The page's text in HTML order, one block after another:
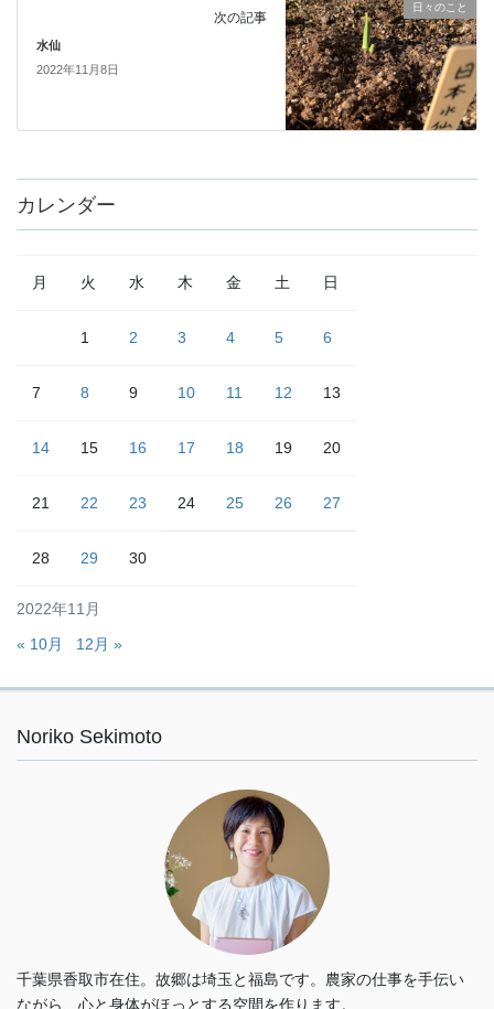
日々のこと
次の記事
水仙
2022年11月8日
カレンダー
2022年11月
月 火 水 木 金 土 日
1 2 3 4 5 6
7 8 9 10 11 12 13
14 15 16 17 18 19 20
21 22 23 24 25 26 27
28 29 30
« 10月 12月 »
Noriko Sekimoto
千葉県香取市在住。故郷は埼玉と福島です。農家の仕事を手伝い
ながら、心と身体がほっとする空間を作ります。